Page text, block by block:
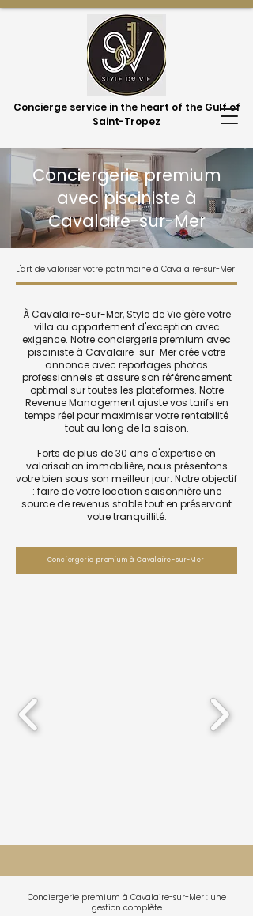
Concierge service in the heart of the Gulf of
Saint-Tropez
Conciergerie premium
avec pisciniste à
Cavalaire-sur-Mer
L'art de valoriser votre patrimoine à Cavalaire-sur-Mer
À Cavalaire-sur-Mer, Style de Vie gère votre
villa ou appartement d'exception avec
exigence. Notre conciergerie premium avec
pisciniste à Cavalaire-sur-Mer crée votre
annonce avec reportages photos
professionnels et assure son référencement
optimal sur toutes les plateformes. Notre
Revenue Management ajuste vos tarifs en
temps réel pour maximiser votre rentabilité
tout au long de la saison.
Forts de plus de 30 ans d'expertise en
valorisation immobilière, nous présentons
votre bien sous son meilleur jour. Notre objectif
: faire de votre location saisonnière une
source de revenus stable tout en préservant
votre tranquillité.
Conciergerie premium à Cavalaire-sur-Mer
Conciergerie premium à Cavalaire-sur-Mer : une
gestion complète